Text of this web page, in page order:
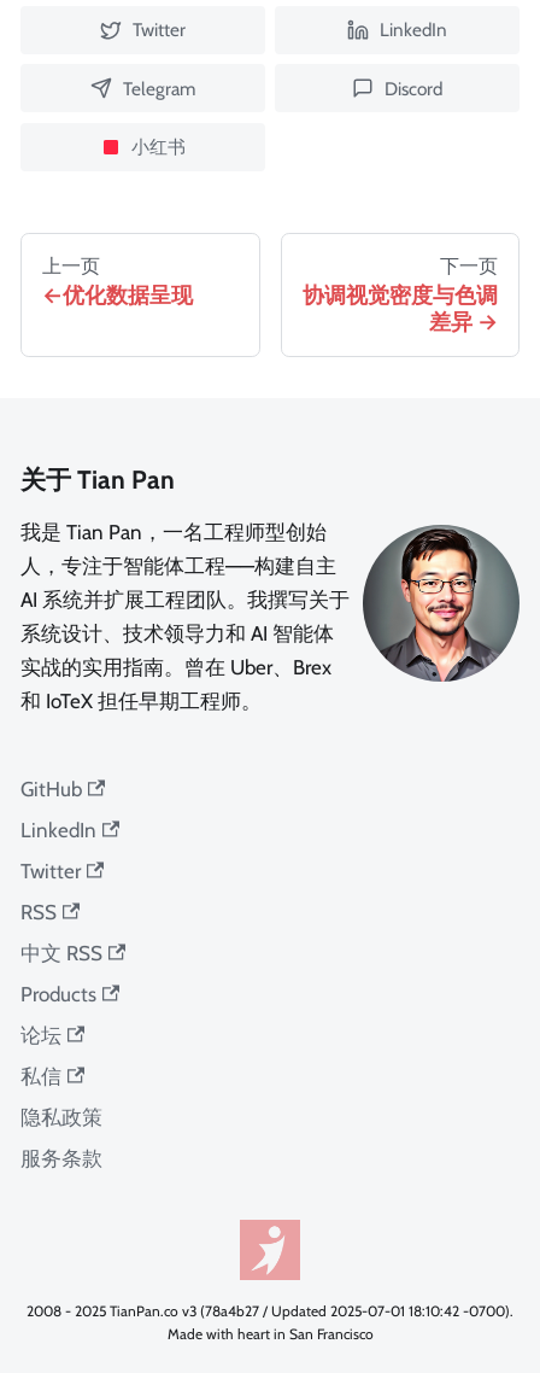
Twitter LinkedIn
Telegram Discord
小红书
上一页
优化数据呈现
下一页
协调视觉密度与色调
差异
关于 Tian Pan
我是 Tian Pan，一名工程师型创始
人，专注于智能体工程——构建自主
AI 系统并扩展工程团队。我撰写关于
系统设计、技术领导力和 AI 智能体
实战的实用指南。曾在 Uber、Brex
和 IoTeX 担任早期工程师。
GitHub
LinkedIn
Twitter
RSS
中文 RSS
Products
论坛
私信
隐私政策
服务条款
2008 - 2025 TianPan.co v3 (78a4b27 / Updated 2025-07-01 18:10:42 -0700).
Made with heart in San Francisco